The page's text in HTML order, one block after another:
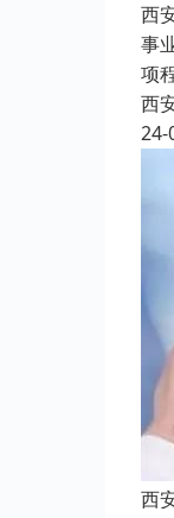
西
事
项
西
24-
西